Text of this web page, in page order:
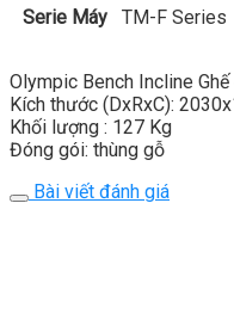
Serie Máy TM-F Series
Olympic Bench Incline
Kích thước (DxRxC):
Khối lượng : 127 Kg
Đóng gói: thùng gỗ
Bài viết đánh giá